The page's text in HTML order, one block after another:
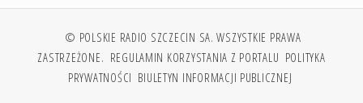
© POLSKIE RADIO SZCZECIN SA. WSZYSTKIE PRAWA
ZASTRZEŻONE. REGULAMIN KORZYSTANIA Z PORTALU POLITYKA
PRYWATNOŚCI BIULETYN INFORMACJI PUBLICZNEJ